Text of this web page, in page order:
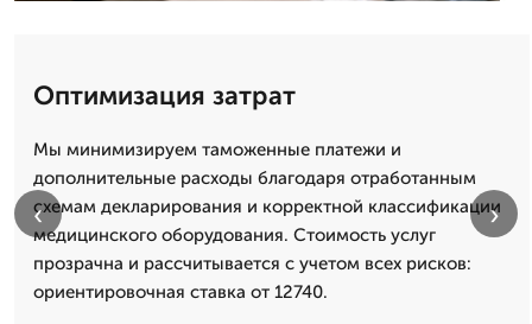
Оптимизация затрат
Мы минимизируем таможенные платежи и
дополнительные расходы благодаря отработанным
схемам декларирования и корректной классификации
медицинского оборудования. Стоимость услуг
прозрачна и рассчитывается с учетом всех рисков:
ориентировочная ставка от 12740.
‹ ›